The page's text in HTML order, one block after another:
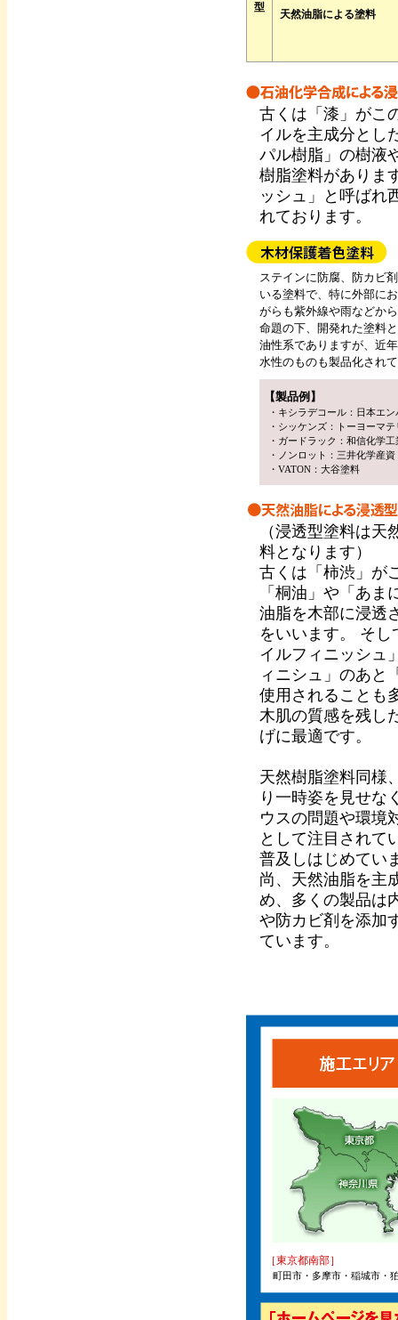
型
天然油脂による塗料
古くは「漆」がこ
イルを主成分とし
パル樹脂」の樹液
樹脂塗料がありま
ッシュ」と呼ばれ
れております。
ステインに防腐、防カビ
いる塗料で、特に外部に
がらも紫外線や雨などか
命題の下、開発れた塗料
油性系でありますが、近
水性のものも製品化され
【製品例】
・キシラデコール：日本エ
・シッケンズ：トーヨーマテ
・ガードラック：和信化学工
・ノンロット：三井化学産資
・VATON：大谷塗料
（浸透型塗料は
料となります）
古くは「柿渋」が
「桐油」や「あ
油脂を木部に浸透
をいいます。 そ
イルフィニッシュ
ィニシュ」のあと
使用されることも
木肌の質感を残し
げに最適です。
天然樹脂塗料同様
り一時姿を見せな
ウスの問題や環境
として注目されて
普及しはじめてい
尚、天然油脂を主
め、多くの製品は
や防カビ剤を添加
ています。
［東京都南部］
町田市・多摩市・稲城市・